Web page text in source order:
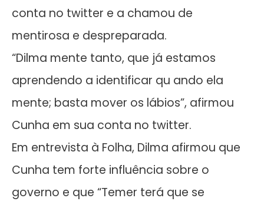
conta no twitter e a chamou de
mentirosa e despreparada.
“Dilma mente tanto, que já estamos
aprendendo a identificar qu ando ela
mente; basta mover os lábios”, afirmou
Cunha em sua conta no twitter.
Em entrevista à Folha, Dilma afirmou que
Cunha tem forte influência sobre o
governo e que “Temer terá que se